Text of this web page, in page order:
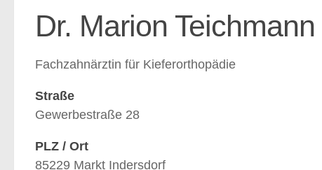
Dr. Marion Teichmann
Fachzahnärztin für Kieferorthopädie
Straße
Gewerbestraße 28
PLZ / Ort
85229 Markt Indersdorf